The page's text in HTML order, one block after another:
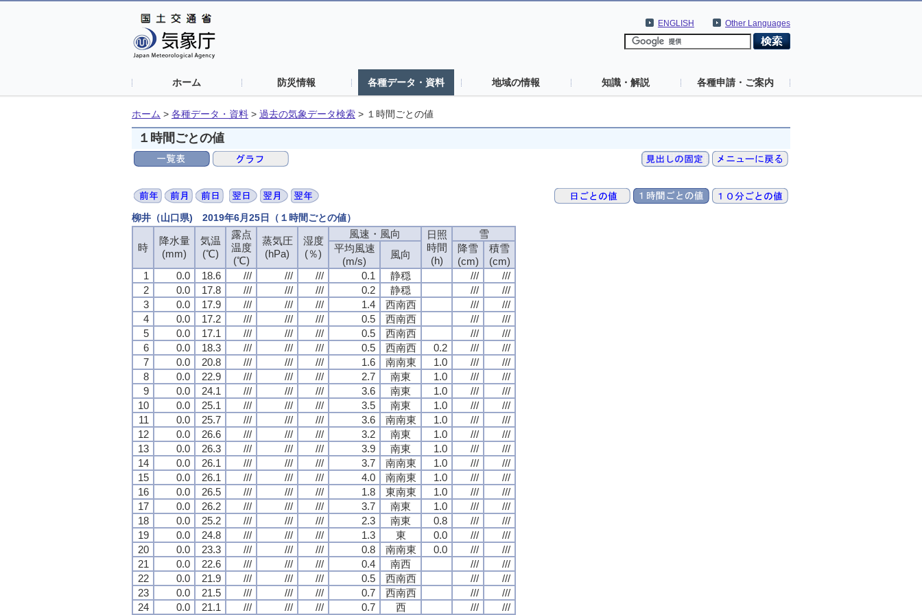
Other Languages
ENGLISH
ホーム 防災情報 各種データ・資料 地域の情報 知識・解説 各種申請・ご案内
ホーム > 各種データ・資料 > 過去の気象データ検索 > １時間ごとの値
１時間ごとの値
柳井（山口県) 2019年6月25日（１時間ごとの値）
時
降水量
(mm)
気温
(℃)
露点
温度
(℃)
蒸気圧
(hPa)
湿度
(％)
風速・風向
日照
時間
(h)
雪
平均風速
(m/s)
風向
降雪
(cm)
積雪
(cm)
1
0.0 18.6 /// /// /// 0.1 静穏 ///
///
2
0.0 17.8 /// /// /// 0.2 静穏 ///
///
3
0.0 17.9 /// /// /// 1.4 西南西 ///
///
4
0.0 17.2 /// /// /// 0.5 西南西 ///
///
5
0.0 17.1 /// /// /// 0.5 西南西 ///
///
6
0.0 18.3 /// /// /// 0.5 西南西 0.2 ///
///
7
0.0 20.8 /// /// /// 1.6 南南東 1.0 ///
///
8
0.0 22.9 /// /// /// 2.7 南東 1.0 ///
///
9
0.0 24.1 /// /// /// 3.6 南東 1.0 ///
///
10
0.0 25.1 /// /// /// 3.5 南東 1.0 ///
///
11
0.0 25.7 /// /// /// 3.6 南南東 1.0 ///
///
12
0.0 26.6 /// /// /// 3.2 南東 1.0 ///
///
13
0.0 26.3 /// /// /// 3.9 南東 1.0 ///
///
14
0.0 26.1 /// /// /// 3.7 南南東 1.0 ///
///
15
0.0 26.1 /// /// /// 4.0 南南東 1.0 ///
///
16
0.0 26.5 /// /// /// 1.8 東南東 1.0 ///
///
17
0.0 26.2 /// /// /// 3.7 南東 1.0 ///
///
18
0.0 25.2 /// /// /// 2.3 南東 0.8 ///
///
19
0.0 24.8 /// /// /// 1.3 東 0.0 ///
///
20
0.0 23.3 /// /// /// 0.8 南南東 0.0 ///
///
21
0.0 22.6 /// /// /// 0.4 南西 ///
///
22
0.0 21.9 /// /// /// 0.5 西南西 ///
///
23
0.0 21.5 /// /// /// 0.7 西南西 ///
///
24
0.0 21.1 /// /// /// 0.7 西 /// ///